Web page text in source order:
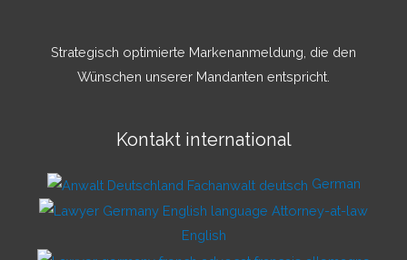
Strategisch optimierte Markenanmeldung, die den
Wünschen unserer Mandanten entspricht.
Kontakt international
German
English